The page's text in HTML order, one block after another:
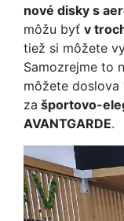
nové disky s
môžu byť v
tiež si môžete
Samozrejme to
môžete
za športovo-
AVANTGARDE.